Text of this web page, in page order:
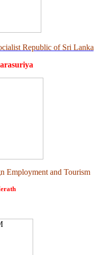
Republic of Sri Lanka
Employment and Tourism